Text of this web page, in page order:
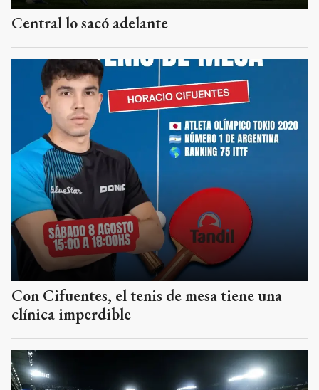
Central lo sacó adelante
Con Cifuentes, el tenis de mesa tiene una
clínica imperdible